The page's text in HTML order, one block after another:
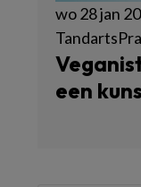
wo 28 jan
een